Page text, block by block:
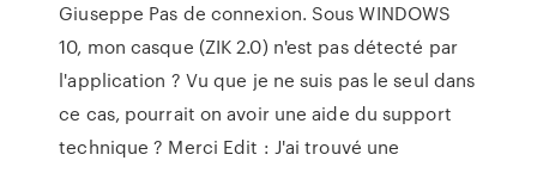
Giuseppe Pas de connexion. Sous WINDOWS
10, mon casque (ZIK 2.0) n'est pas détecté par
l'application ? Vu que je ne suis pas le seul dans
ce cas, pourrait on avoir une aide du support
technique ? Merci Edit : J'ai trouvé une